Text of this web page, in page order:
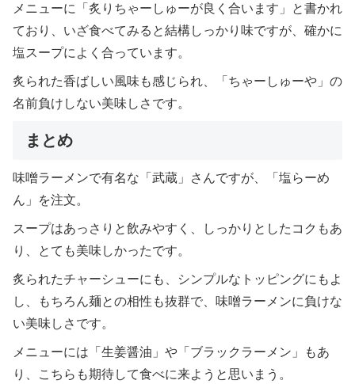
メニューに「炙りちゃーしゅーが良く合います」と書かれ
ており、いざ食べてみると結構しっかり味ですが、確かに
塩スープによく合っています。
炙られた香ばしい風味も感じられ、「ちゃーしゅーや」の
名前負けしない美味しさです。
まとめ
味噌ラーメンで有名な「武蔵」さんですが、「塩らーめ
ん」を注文。
スープはあっさりと飲みやすく、しっかりとしたコクもあ
り、とても美味しかったです。
炙られたチャーシューにも、シンプルなトッピングにもよ
し、もちろん麺との相性も抜群で、味噌ラーメンに負けな
い美味しさです。
メニューには「生姜醤油」や「ブラックラーメン」もあ
り、こちらも期待して食べに来ようと思いまう。